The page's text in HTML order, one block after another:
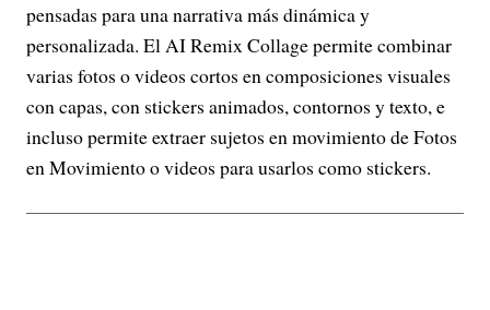
pensadas para una narrativa más dinámica y
personalizada. El AI Remix Collage permite combinar
varias fotos o videos cortos en composiciones visuales
con capas, con stickers animados, contornos y texto, e
incluso permite extraer sujetos en movimiento de Fotos
en Movimiento o videos para usarlos como stickers.